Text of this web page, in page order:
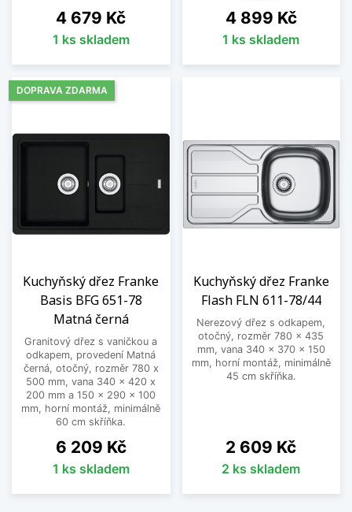
Cena
4 679 Kč
1 ks skladem
Cena
4 899 Kč
1 ks skladem
Kuchyňský dřez Franke
Basis BFG 651-78
Matná černá
Granitový dřez s vaničkou a
odkapem, provedení Matná
černá, otočný, rozměr 780 x
500 mm, vana 340 x 420 x
200 mm a 150 x 290 x 100
mm, horní montáž, minimálně
60 cm skříňka.
Cena
6 209 Kč
1 ks skladem
DOPRAVA ZDARMA
Kuchyňský dřez Franke
Flash FLN 611-78/44
Nerezový dřez s odkapem,
otočný, rozměr 780 x 435
mm, vana 340 x 370 x 150
mm, horní montáž, minimálně
45 cm skříňka.
Cena
2 609 Kč
2 ks skladem